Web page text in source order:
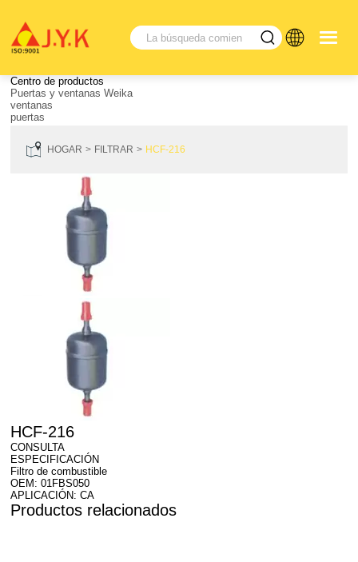
Centro de productos
Puertas y ventanas Weika
ventanas
puertas
HOGAR FILTRAR HCF-216
HCF-216
CONSULTA
ESPECIFICACIÓN
Filtro de combustible
OEM: 01FBS050
APLICACIÓN: CA
Productos relacionados